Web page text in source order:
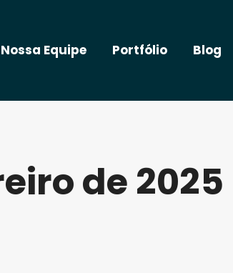
Nossa Equipe Portfólio Blog
de 2025